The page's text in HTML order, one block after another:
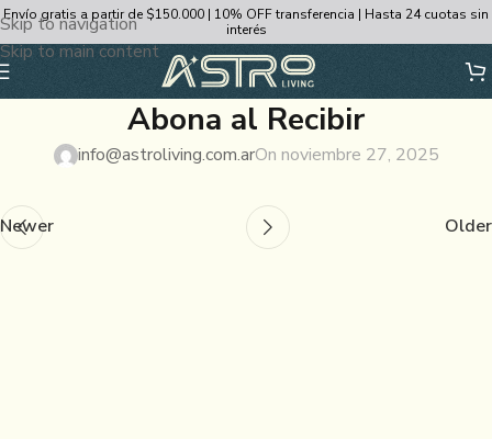
Skip to navigation
Skip to main content
Envío gratis a partir de $150.000 | 10% OFF transferencia | Hasta 24 cuotas sin
interés
Abona al Recibir
info@astroliving.com.arOn noviembre 27, 2025
Newer Older